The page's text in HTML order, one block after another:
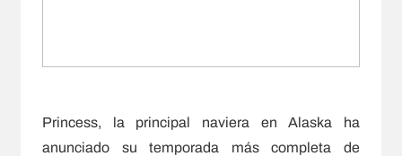
Princess, la principal naviera en Alaska ha
anunciado su temporada más completa de